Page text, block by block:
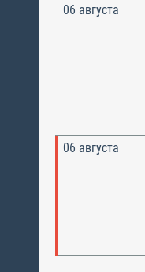
06 августа
06 августа